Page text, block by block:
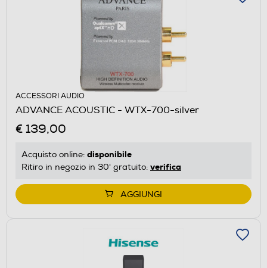
ACCESSORI AUDIO
ADVANCE ACOUSTIC - WTX-700-silver
€ 139,00
Acquisto online: disponibile
Ritiro in negozio in 30' gratuito: verifica
AGGIUNGI